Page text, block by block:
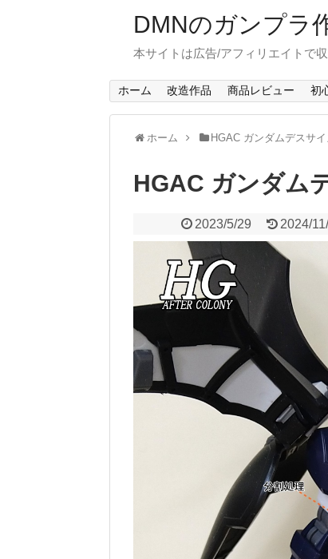
DMNのガンプラ
本サイトは広告/アフィリエイトで
ホーム 改造作品 商品レビュー 初
ホーム HGAC ガンダムデスサ
HGAC ガンダム
2023/5/29 2024/